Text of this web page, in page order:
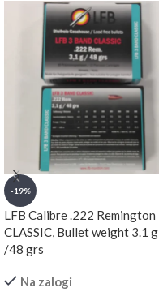
-19%
LFB Calibre .222 Remington
CLASSIC, Bullet weight 3.1 g
/48 grs
Na zalogi